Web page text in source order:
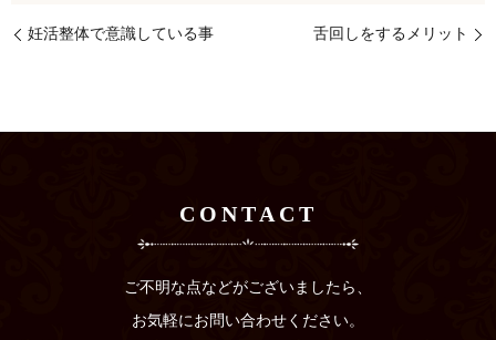
妊活整体で意識している事 舌回しをするメリット
CONTACT
ご不明な点などがございましたら、
お気軽にお問い合わせください。